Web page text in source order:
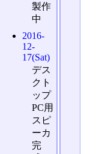
製作
中
2016-
12-
17(Sat)
デス
クト
ップ
PC用
スピ
ーカ
完